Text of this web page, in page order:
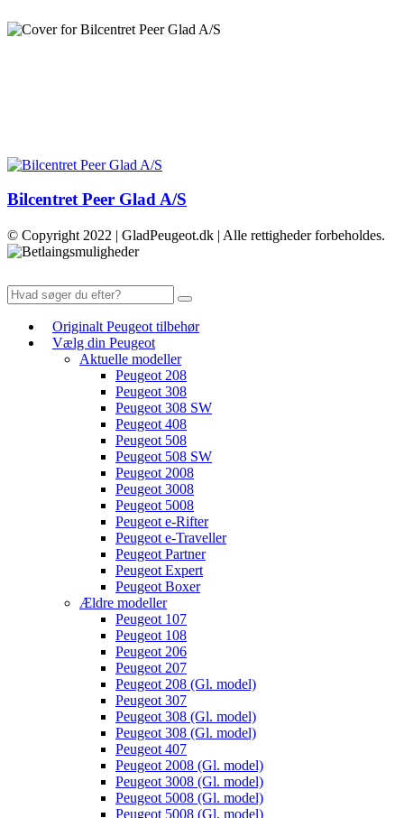
Bilcentret Peer Glad A/S
© Copyright 2022 | GladPeugeot.dk | Alle rettigheder forbeholdes.
Originalt Peugeot tilbehør
Vælg din Peugeot
Aktuelle modeller
Peugeot 208
Peugeot 308
Peugeot 308 SW
Peugeot 408
Peugeot 508
Peugeot 508 SW
Peugeot 2008
Peugeot 3008
Peugeot 5008
Peugeot e-Rifter
Peugeot e-Traveller
Peugeot Partner
Peugeot Expert
Peugeot Boxer
Ældre modeller
Peugeot 107
Peugeot 108
Peugeot 206
Peugeot 207
Peugeot 208 (Gl. model)
Peugeot 307
Peugeot 308 (Gl. model)
Peugeot 308 (Gl. model)
Peugeot 407
Peugeot 2008 (Gl. model)
Peugeot 3008 (Gl. model)
Peugeot 5008 (Gl. model)
Peugeot 5008 (Gl. model)